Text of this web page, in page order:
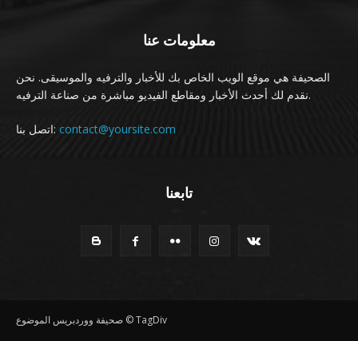
معلومات عنا
الصحيفة هي موقع الويب الخاص بك للأخبار والترفيه والموسيقى. نحن
نقدم لك أحدث الأخبار ومقاطع الفيديو مباشرة من صناعة الترفيه.
اتصل بنا: contact@yoursite.com
تابعنا
صحيفة ووردبريس الموضوع © TagDiv